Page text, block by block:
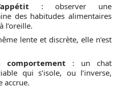
: observer une
des habitudes alimentaires
l’oreille.
lente et discrète, elle n’est
comportement : un chat
qui s’isole, ou l’inverse,
accrue.